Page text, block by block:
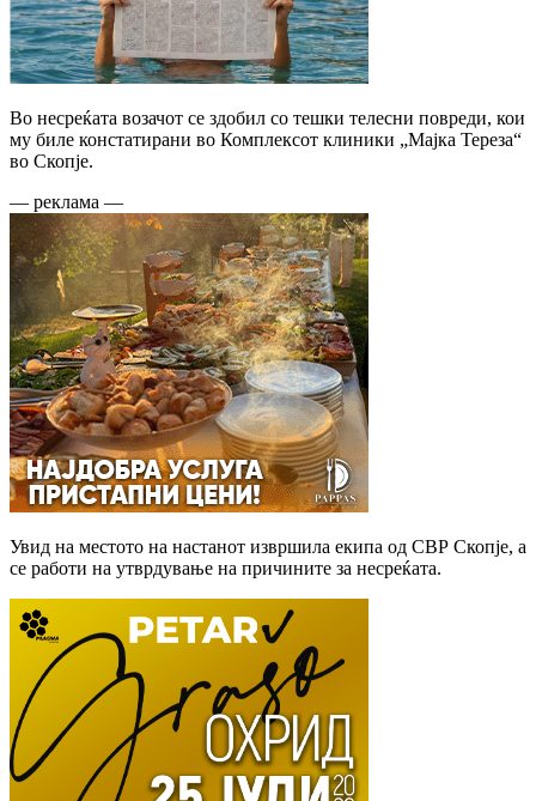
Во несреќата возачот се здобил со тешки телесни повреди, кои
му биле констатирани во Комплексот клиники „Мајка Тереза“
во Скопје.
— реклама —
Увид на местото на настанот извршила екипа од СВР Скопје, а
се работи на утврдување на причините за несреќата.